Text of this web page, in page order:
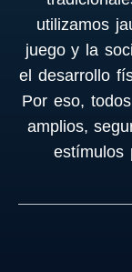
utilizamos
juego y la
el desarrollo
Por eso,
amplios,
estímulos